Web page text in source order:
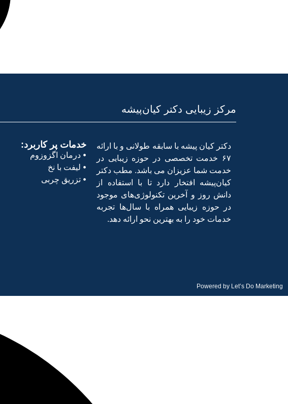
مرکز زیبایی دکتر کیان‌پیشه
دکتر کیان پیشه با سابقه طولانی و با ارائه
۶۷ خدمت تخصصی در حوزه زیبایی در
خدمت شما عزیزان می باشد. مطب دکتر
کیان‌پیشه افتخار دارد تا با استفاده از
دانش روز و آخرین تکنولوژی‌های موجود
در حوزه زیبایی همراه با سال‌ها تجربه
خدمات خود را به بهترین نحو ارائه دهد.
خدمات پر کاربرد:
درمان اگزوزوم
لیفت با نخ
تزریق چربی
Powered by Let’s Do Marketing